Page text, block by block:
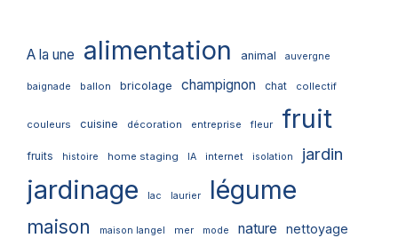
A la une alimentation animal auvergne
baignade ballon bricolage champignon chat collectif
couleurs cuisine décoration entreprise fleur fruit
fruits histoire home staging IA internet isolation jardin
jardinage lac laurier légume
maison maison langel mer mode nature nettoyage